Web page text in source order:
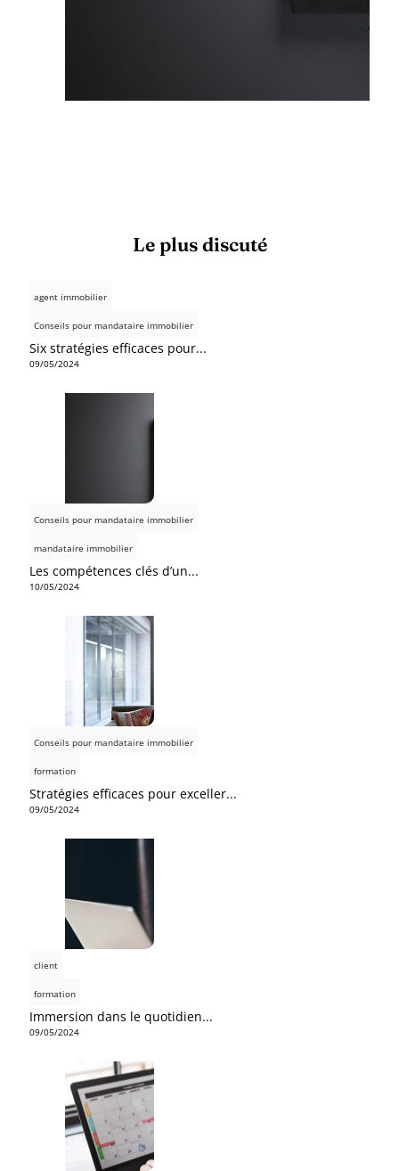
Le plus discuté
agent immobilier
Conseils pour mandataire immobilier
Six stratégies efficaces pour...
09/05/2024
Conseils pour mandataire immobilier
mandataire immobilier
Les compétences clés d’un...
10/05/2024
Conseils pour mandataire immobilier
formation
Stratégies efficaces pour exceller...
09/05/2024
client
formation
Immersion dans le quotidien...
09/05/2024